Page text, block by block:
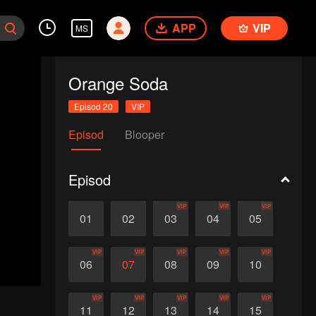
MS APP VIP
Orange Soda
Episod 20 VIP
Episod Blooper
Episod
01 02 03
VIP
04
VIP
05
VIP
06
VIP
07
VIP
08
VIP
09
VIP
10
VIP
11
VIP
12
VIP
13
VIP
14
VIP
15
VIP